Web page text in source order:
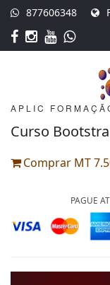
877606348
APLIC
Curso
Comprar MT
PAGUE